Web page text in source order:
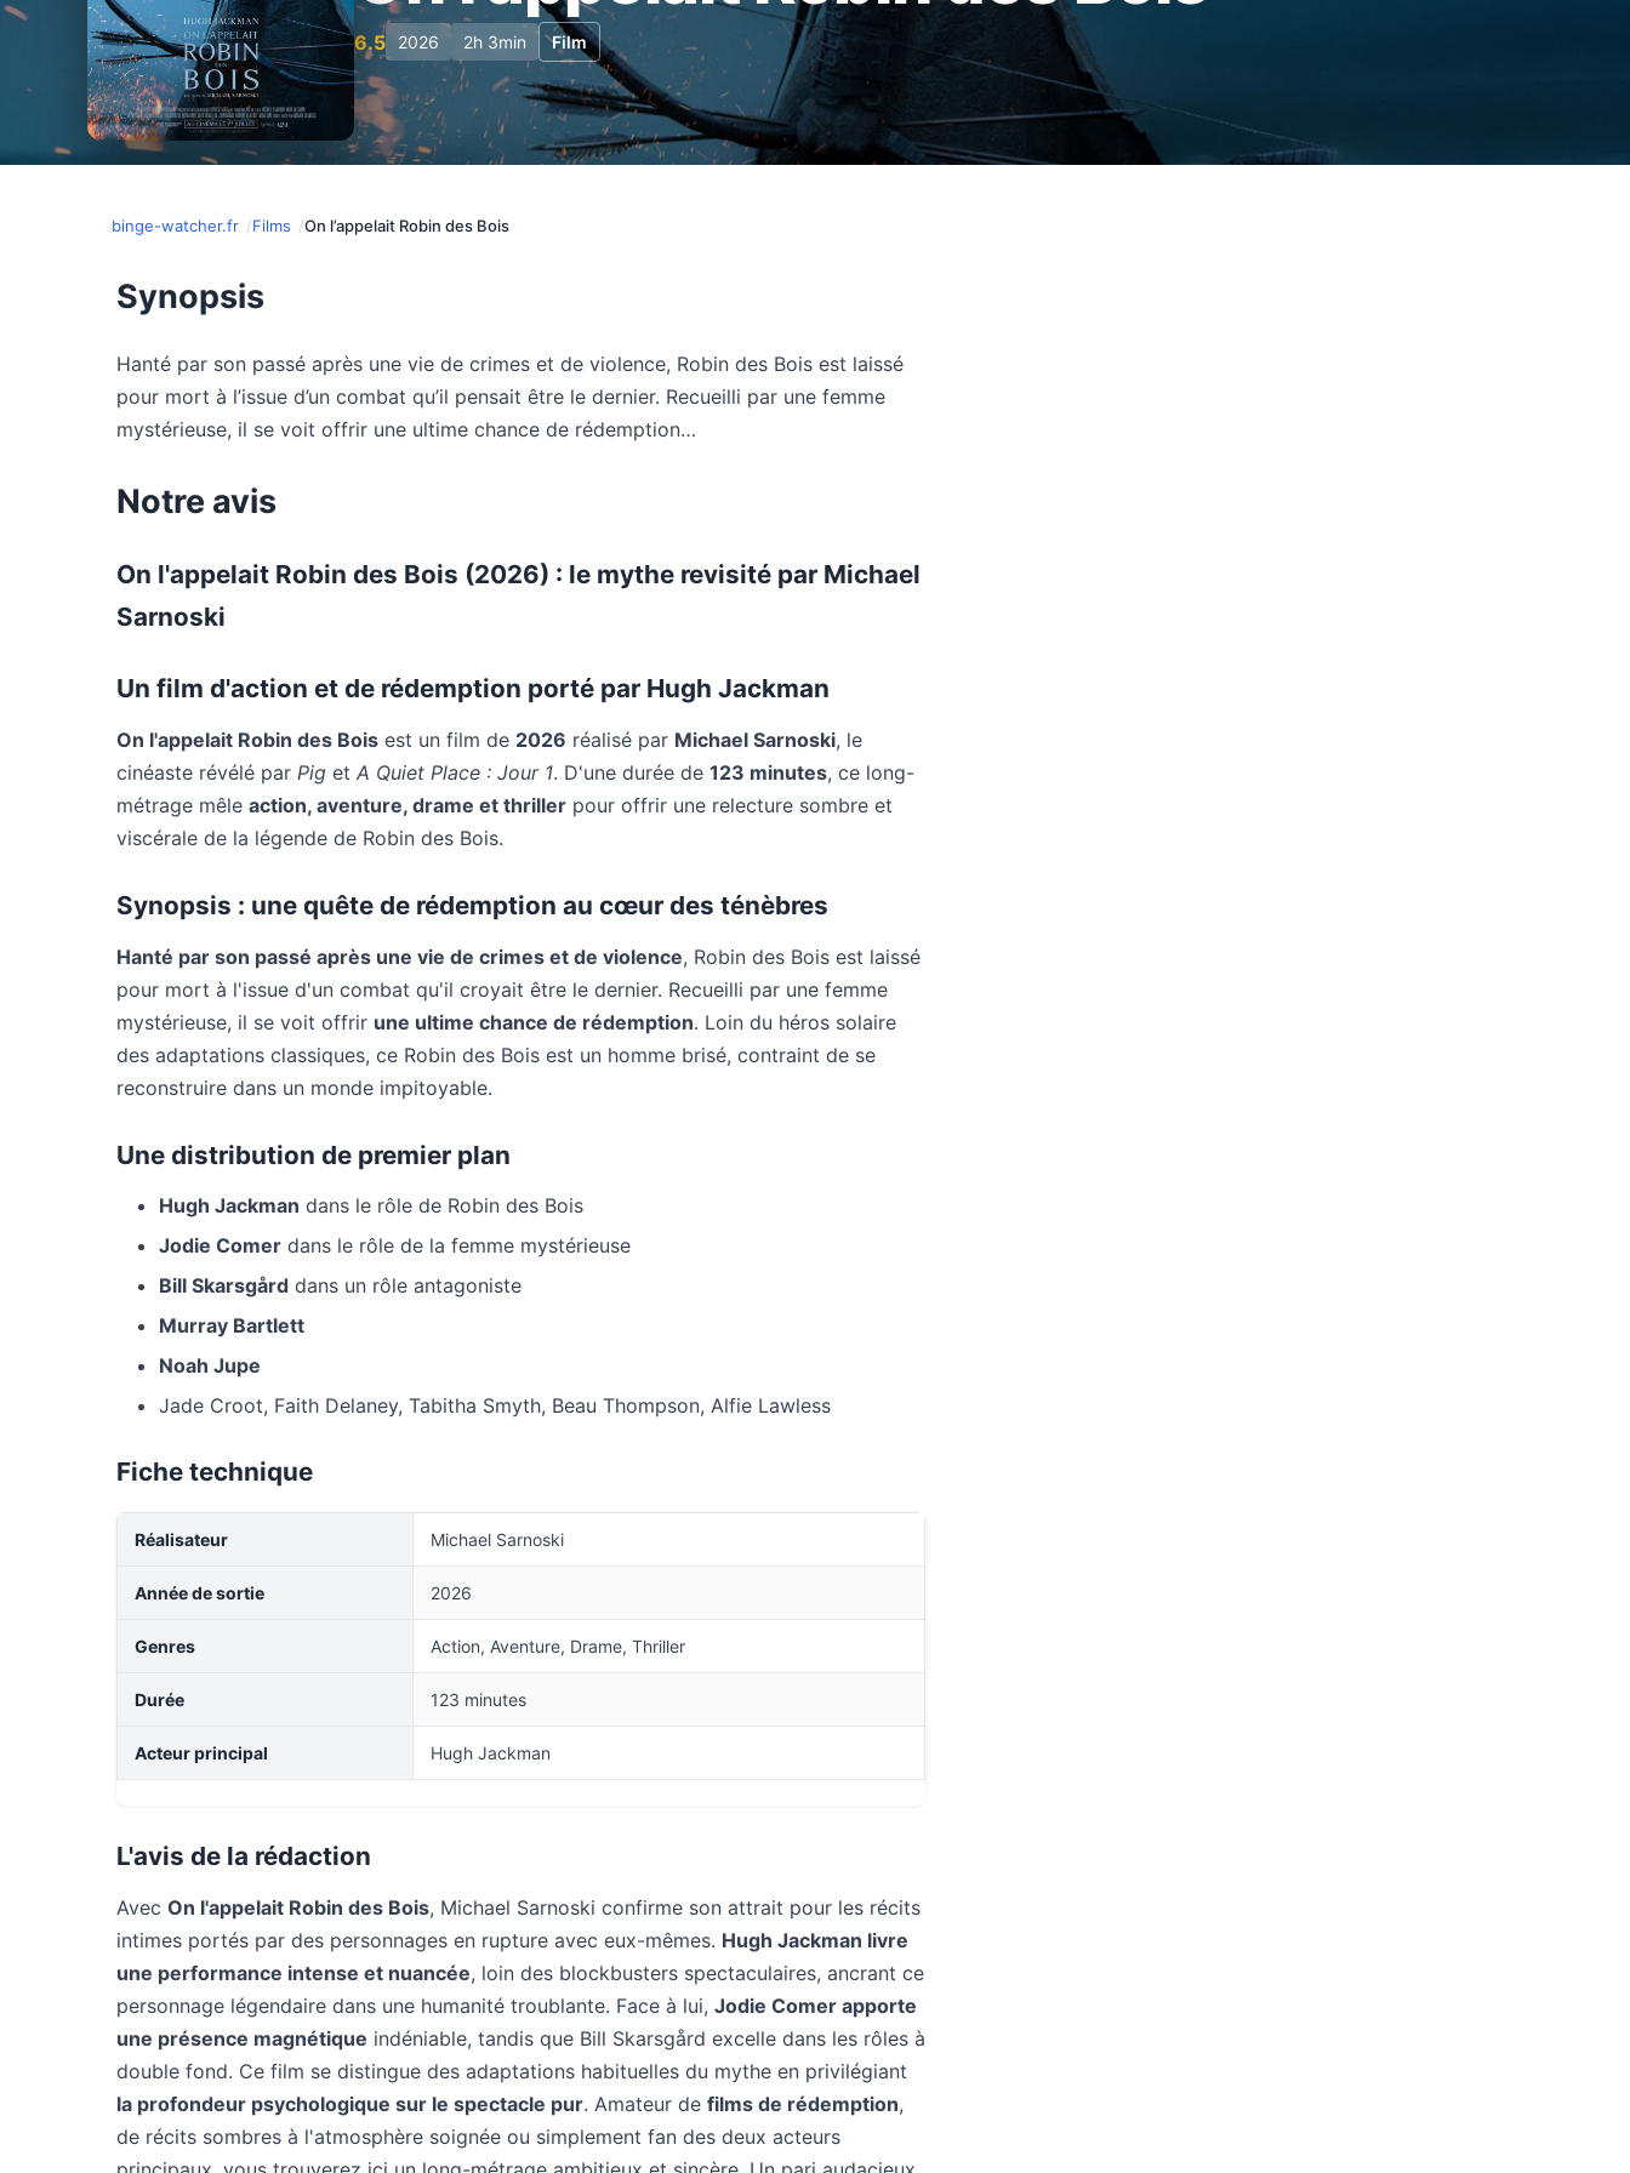
6.5 2026 2h 3min Film
binge-watcher.fr Films On l’appelait Robin des Bois
Synopsis
Hanté par son passé après une vie de crimes et de violence, Robin des Bois est laissé
pour mort à l’issue d’un combat qu’il pensait être le dernier. Recueilli par une femme
mystérieuse, il se voit offrir une ultime chance de rédemption…
Notre avis
On l'appelait Robin des Bois (2026) : le mythe revisité par Michael
Sarnoski
Un film d'action et de rédemption porté par Hugh Jackman
On l'appelait Robin des Bois est un film de 2026 réalisé par Michael Sarnoski, le
cinéaste révélé par Pig et A Quiet Place : Jour 1. D'une durée de 123 minutes, ce long-
métrage mêle action, aventure, drame et thriller pour offrir une relecture sombre et
viscérale de la légende de Robin des Bois.
Synopsis : une quête de rédemption au cœur des ténèbres
Hanté par son passé après une vie de crimes et de violence, Robin des Bois est laissé
pour mort à l'issue d'un combat qu'il croyait être le dernier. Recueilli par une femme
mystérieuse, il se voit offrir une ultime chance de rédemption. Loin du héros solaire
des adaptations classiques, ce Robin des Bois est un homme brisé, contraint de se
reconstruire dans un monde impitoyable.
Une distribution de premier plan
Hugh Jackman dans le rôle de Robin des Bois
Jodie Comer dans le rôle de la femme mystérieuse
Bill Skarsgård dans un rôle antagoniste
Murray Bartlett
Noah Jupe
Jade Croot, Faith Delaney, Tabitha Smyth, Beau Thompson, Alfie Lawless
Fiche technique
Réalisateur Michael Sarnoski
Année de sortie 2026
Genres Action, Aventure, Drame, Thriller
Durée 123 minutes
Acteur principal Hugh Jackman
L'avis de la rédaction
Avec On l'appelait Robin des Bois, Michael Sarnoski confirme son attrait pour les récits
intimes portés par des personnages en rupture avec eux-mêmes. Hugh Jackman livre
une performance intense et nuancée, loin des blockbusters spectaculaires, ancrant ce
personnage légendaire dans une humanité troublante. Face à lui, Jodie Comer apporte
une présence magnétique indéniable, tandis que Bill Skarsgård excelle dans les rôles à
double fond. Ce film se distingue des adaptations habituelles du mythe en privilégiant
la profondeur psychologique sur le spectacle pur. Amateur de films de rédemption,
de récits sombres à l'atmosphère soignée ou simplement fan des deux acteurs